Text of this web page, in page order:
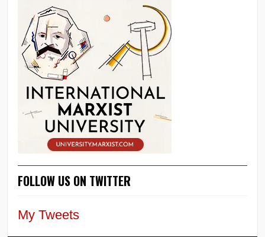
FOLLOW US ON TWITTER
My Tweets